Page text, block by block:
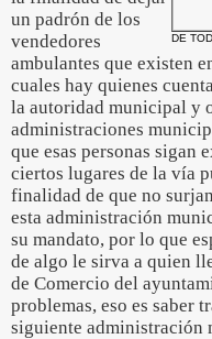
DE
un padrón de los
vendedores
ambulantes que existen
cuales hay quienes
la autoridad municipal y
administraciones
que esas personas sigan
ciertos lugares de la vía
finalidad de que no
esta administración
su mandato, por lo que
de algo le sirva a quien
de Comercio del
problemas, eso es saber
siguiente